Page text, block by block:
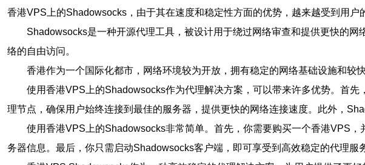
香港VPS上的Shadowsocks，由于其在速度和稳定性方面的优势，越来越受到用户
Shadowsocks是一种开源代理工具，被设计用于绕过网络审查和提供更快的
络的自由访问。
香港作为一个国际化都市，网络环境较为开放，拥有稳定的网络基础设施和较
使用香港VPS上的Shadowsocks作为代理解决方案，可以带来许多优势。首
理节点，确保用户始终连接到最佳的服务器，提供更快的网络连接速度。此外，
使用香港VPS上的Shadowsocks非常简单。首先，你需要购买一个香港VPS
务器信息。最后，你只需启动Shadowsocks客户端，即可享受到高效稳定的代理服